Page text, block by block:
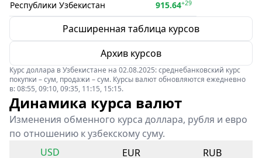
Республики Узбекистан
915.64+29
Расширенная таблица курсов
Архив курсов
Курс доллара в Узбекистане на 02.08.2025: среднебанковский курс
покупки – сум, продажи – сум. Курсы валют обновляются ежедневно
в: 08:55, 09:10, 09:35, 11:15, 15:15.
Динамика курса валют
Изменения обменного курса доллара, рубля и евро
по отношению к узбекскому суму.
USD
EUR RUB